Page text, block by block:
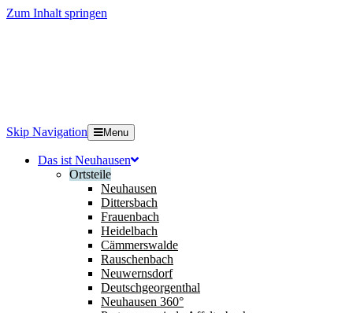
Zum Inhalt springen
Skip Navigation Menu
Das ist Neuhausen
Ortsteile
Neuhausen
Dittersbach
Frauenbach
Heidelbach
Cämmerswalde
Rauschenbach
Neuwernsdorf
Deutschgeorgenthal
Neuhausen 360°